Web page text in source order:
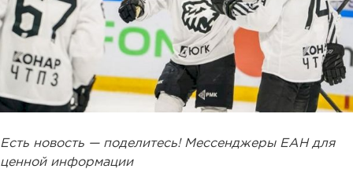
Есть новость — поделитесь! Мессенджеры ЕАН для
ценной информации